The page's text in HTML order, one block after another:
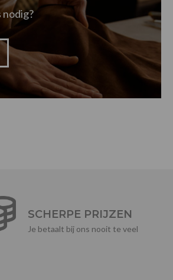
SCHERPE PRIJZEN
Je betaalt bij ons nooit te veel